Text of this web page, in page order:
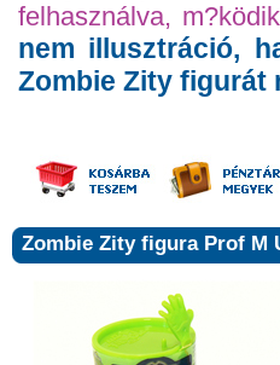
felhasználva,
nem illusztráció,
Zombie Zity figurát
Zombie Zity figura Prof M